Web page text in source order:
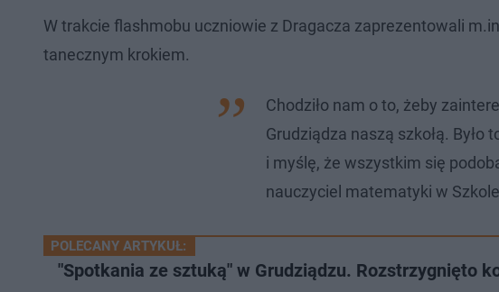
W trakcie flashmobu uczniowie z Dragacza zaprezentowali
tanecznym krokiem.
Chodziło nam o to, żeby
Grudziądza naszą szkołą.
i myślę, że wszystkim się
nauczyciel matematyki w
POLECANY ARTYKUŁ:
"Spotkania ze sztuką" w Grudziądzu. Rozstrzygnięto